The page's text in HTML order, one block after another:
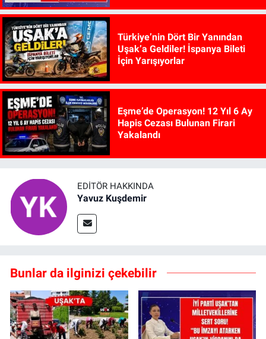
Türkiye’nin Dört Bir Yanından
Uşak’a Geldiler! İspanya Bileti
İçin Yarışıyorlar
Eşme’de Operasyon! 12 Yıl 6 Ay
Hapis Cezası Bulunan Firari
Yakalandı
EDITÖR HAKKINDA
Yavuz Kuşdemir
Bunlar da ilginizi çekebilir